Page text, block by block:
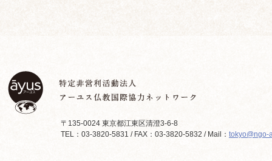
〒135-0024 東京都江東区清澄3-6-8
TEL：03-3820-5831 / FAX：03-3820-5832 / Mail： tokyo@ngo-